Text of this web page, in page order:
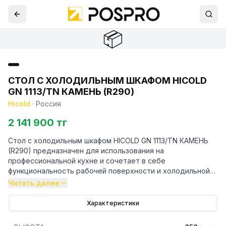
📦
СТОЛ С ХОЛОДИЛЬНЫМ ШКАФОМ HICOLD
GN 1113/TN КАМЕНЬ (R290)
Hicold · Россия
2 141 900 тг
Стол с холодильным шкафом HICOLD GN 1113/TN КАМЕНЬ
(R290) предназначен для использования на
профессиональной кухне и сочетает в себе
функциональность рабочей поверхности и холодильной
камеры. Он используется для приготовления и хранения
Конструкция стола включает в себя каменную
Читать далее
Характеристики